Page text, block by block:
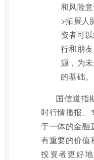
和风险意
>拓展人
资者可
行和朋
源，为
的基础。
国信道指
时行情播报、
于一体的金融
有重要的价值
投资者更好